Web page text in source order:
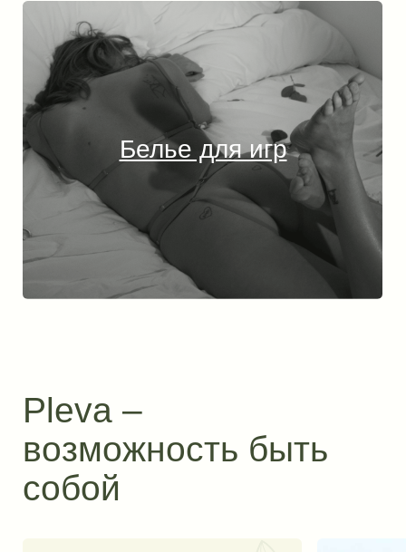
Получите доступ к акциям и специальным
предложениям
КОНТАКТЫ
По заказам
Plevalingerie@gmail.com
Сотрудничество
ПОЛУЧИТЬ